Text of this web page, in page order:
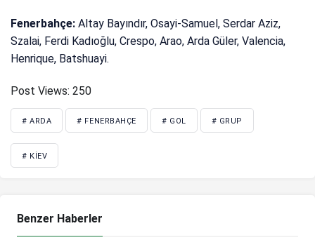
Fenerbahçe:Altay Bayındır, Osayi-Samuel, Serdar Aziz,
Szalai, Ferdi Kadıoğlu, Crespo, Arao, Arda Güler, Valencia,
Henrique, Batshuayi.
Post Views: 250
# ARDA # FENERBAHÇE # GOL # GRUP
# KIEV
Benzer Haberler